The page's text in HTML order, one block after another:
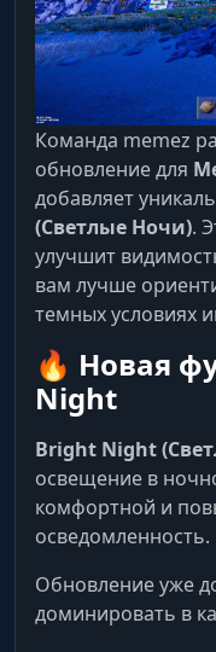
Команда memez
обновление для
добавляет
(Светлые Ночи).
улучшит
вам лучше
темных условиях
🔥 Новая
Night
Bright Night
освещение в
комфортной и
осведомленность.
Обновление уже
доминировать в